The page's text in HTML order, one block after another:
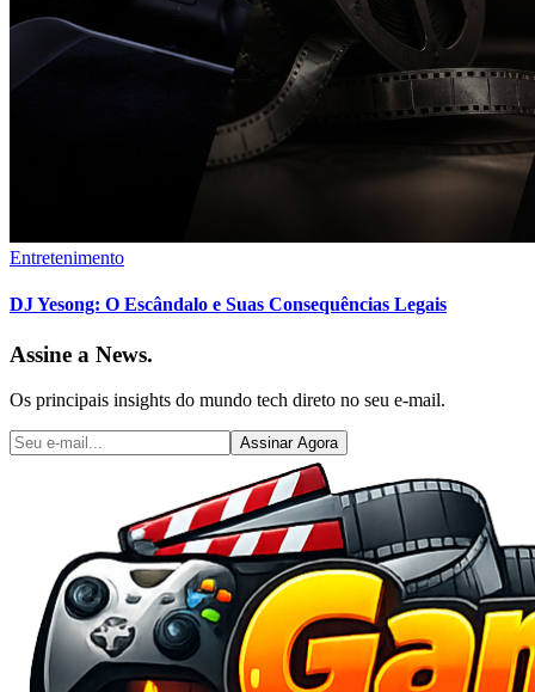
Entretenimento
DJ Yesong: O Escândalo e Suas Consequências Legais
Assine a News.
Os principais insights do mundo tech direto no seu e-mail.
Assinar Agora